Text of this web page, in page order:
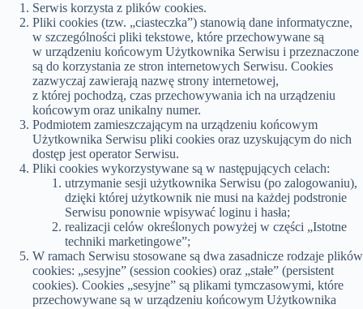
Serwis korzysta z plików cookies.
Pliki cookies (tzw. „ciasteczka”) stanowią dane informatyczne,
w szczególności pliki tekstowe, które przechowywane są
w urządzeniu końcowym Użytkownika Serwisu i przeznaczone
są do korzystania ze stron internetowych Serwisu. Cookies
zazwyczaj zawierają nazwę strony internetowej,
z której pochodzą, czas przechowywania ich na urządzeniu
końcowym oraz unikalny numer.
Podmiotem zamieszczającym na urządzeniu końcowym
Użytkownika Serwisu pliki cookies oraz uzyskującym do nich
dostęp jest operator Serwisu.
Pliki cookies wykorzystywane są w następujących celach:
utrzymanie sesji użytkownika Serwisu (po zalogowaniu),
dzięki której użytkownik nie musi na każdej podstronie
Serwisu ponownie wpisywać loginu i hasła;
realizacji celów określonych powyżej w części „Istotne
techniki marketingowe”;
W ramach Serwisu stosowane są dwa zasadnicze rodzaje plików
cookies: „sesyjne” (session cookies) oraz „stałe” (persistent
cookies). Cookies „sesyjne” są plikami tymczasowymi, które
przechowywane są w urządzeniu końcowym Użytkownika